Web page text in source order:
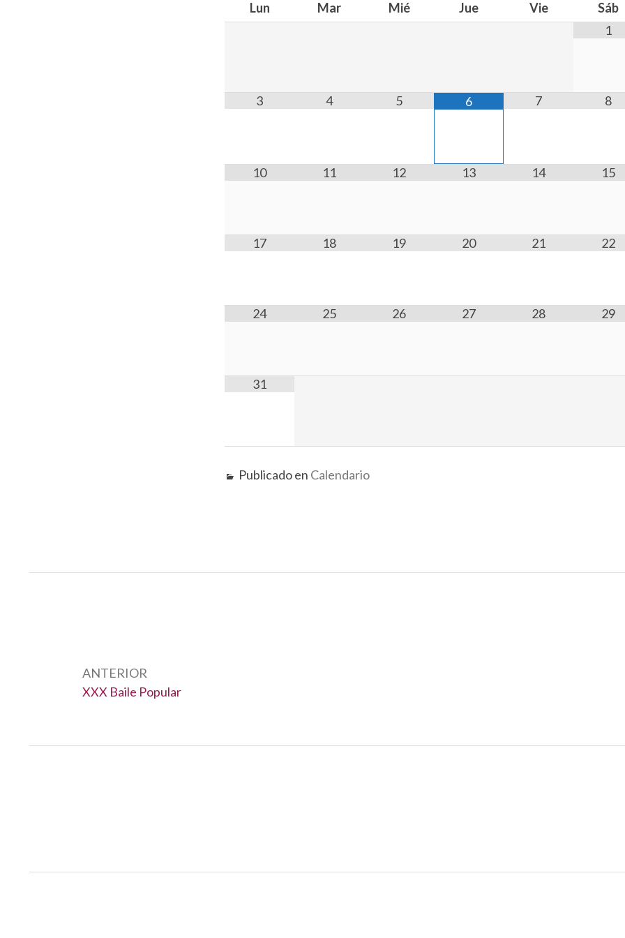
Lun Mar Mié Jue Vie
Sáb
1
3 4 5 6 7 8
10 11 12 13 14 15
17 18 19 20 21 22
24 25 26 27 28 29
31
Publicado en Calendario
entradas
ANTERIOR
Anterior:
XXX Baile Popular